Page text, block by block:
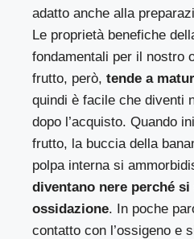
adatto anche alla
Le proprietà benefiche
fondamentali per il nostro
frutto, però, tende a
quindi è facile che diventi
dopo l’acquisto. Quando
frutto, la buccia della
polpa interna si
diventano nere perché
ossidazione. In poche
contatto con l’ossigeno e